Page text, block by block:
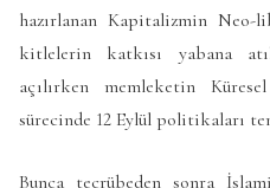
hazırlanan Kapitalizmin Neo-
kitlelerin katkısı yabana
açılırken memleketin
sürecinde 12 Eylül politikaları
Bunca tecrübeden sonra